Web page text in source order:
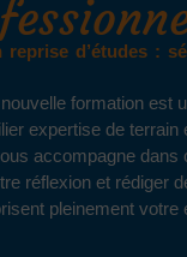
reprise d’études :
formation est
expertise de terrain
accompagne dans
réflexion et rédiger
pleinement votre